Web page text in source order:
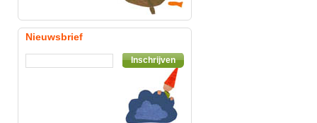
Nieuwsbrief
Inschrijven